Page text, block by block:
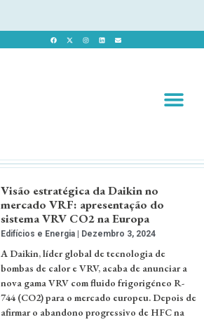
Visão estratégica da Daikin no
mercado VRF: apresentação do
sistema VRV CO2 na Europa
Edifícios e Energia Dezembro 3, 2024
A Daikin, líder global de tecnologia de
bombas de calor e VRV, acaba de anunciar a
nova gama VRV com fluido frigorigéneo R-
744 (CO2) para o mercado europeu. Depois de
afirmar o abandono progressivo de HFC na